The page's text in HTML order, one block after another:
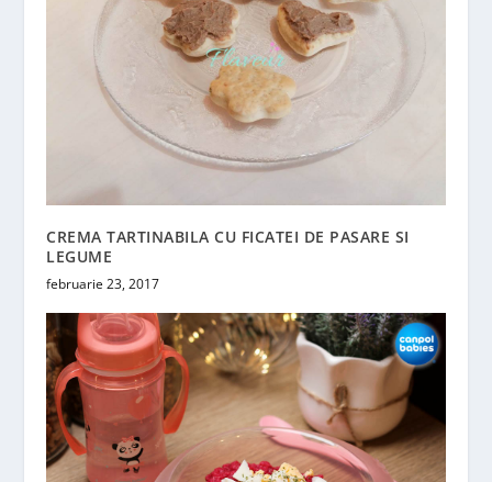
CREMA TARTINABILA CU FICATEI DE PASARE SI
LEGUME
februarie 23, 2017